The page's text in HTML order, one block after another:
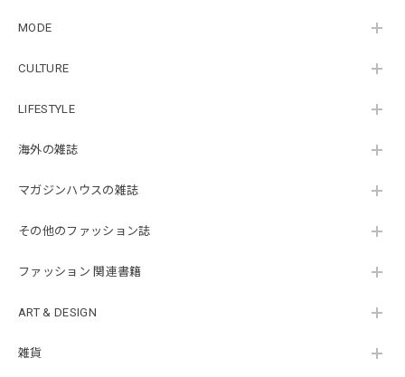
MODE
CULTURE
LIFESTYLE
海外の雑誌
マガジンハウスの雑誌
その他のファッション誌
ファッション 関連書籍
ART & DESIGN
雑貨